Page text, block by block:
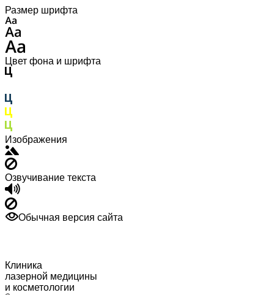
Размер шрифта
Цвет фона и шрифта
Изображения
Озвучивание текста
Обычная версия сайта
Клиника
лазерной медицины
и косметологии